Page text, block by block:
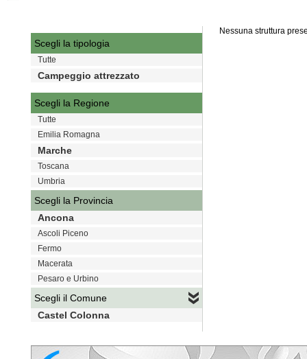
Nessuna struttura
Scegli la tipologia
Tutte
Campeggio attrezzato
Scegli la Regione
Tutte
Emilia Romagna
Marche
Toscana
Umbria
Scegli la Provincia
Ancona
Ascoli Piceno
Fermo
Macerata
Pesaro e Urbino
Scegli il Comune
Castel Colonna